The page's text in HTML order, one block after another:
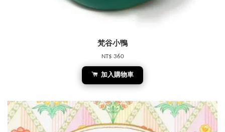
梵谷小鴨
NT$ 360
加入購物車